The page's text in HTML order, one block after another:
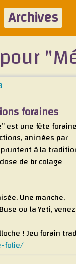
Archives
foraines
est une fête foraine
animées par
à la
de bricolage
Une manche,
ou la Yeti, venez
! Jeu forain
folie/